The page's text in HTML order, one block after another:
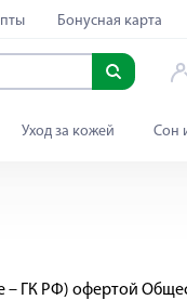
Бонусная карта
Уход за кожей Сон
– ГК РФ) офертой